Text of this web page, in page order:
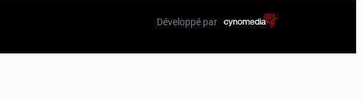
Développé par